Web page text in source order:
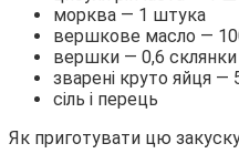
морква — 1 штука
вершкове масло —
вершки — 0,6 склянки
зварені круто яйця —
сіль і перець
Як приготувати цю